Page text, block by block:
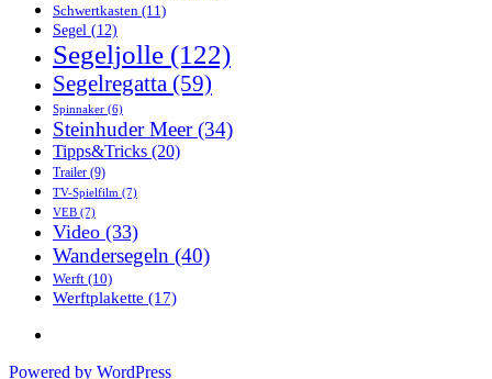
Schwertkasten (11)
Segel (12)
Segeljolle (122)
Segelregatta (59)
Spinnaker (6)
Steinhuder Meer(34)
Tipps&Tricks (20)
Trailer (9)
TV-Spielfilm (7)
VEB (7)
Video (33)
Wandersegeln (40)
Werft (10)
Werftplakette (17)
Powered by WordPress